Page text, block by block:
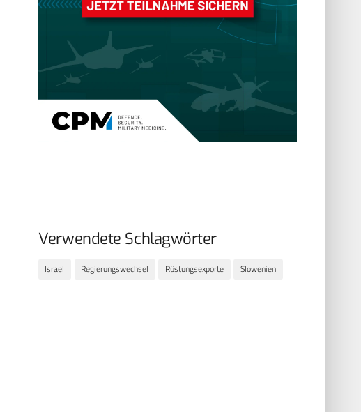
Verwendete Schlagwörter
Israel Regierungswechsel Rüstungsexporte Slowenien